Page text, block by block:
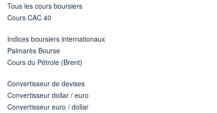
Tous les cours boursiers
Cours CAC 40
Indices boursiers internationaux
Palmarès Bourse
Cours du Pétrole (Brent)
Convertisseur de devises
Convertisseur dollar / euro
Convertisseur euro / dollar